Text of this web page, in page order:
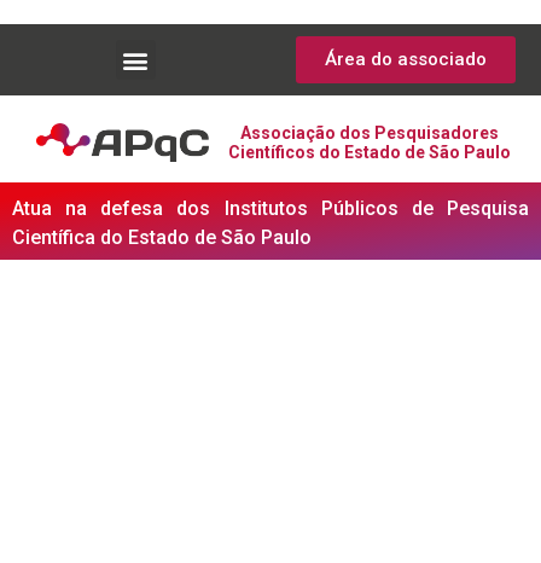
Área do associado
Associação dos Pesquisadores
Científicos do Estado de São Paulo
Atua na defesa dos Institutos Públicos de Pesquisa
Científica do Estado de São Paulo